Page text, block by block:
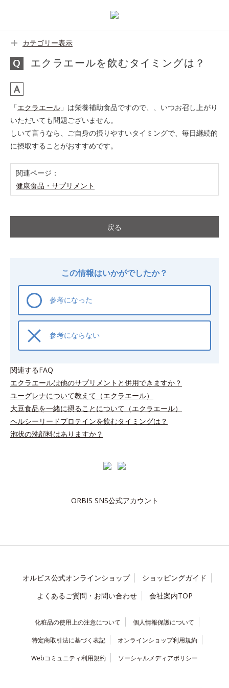
カテゴリー表示
エクラエールを飲むタイミングは？
「エクラエール 」は栄養補助食品ですので、、いつお召し上がり
いただいても問題ございません。
しいて言うなら、ご自身の摂りやすいタイミングで、毎日継続的
に摂取することがおすすめです。
関連ページ：
健康食品・サプリメント
戻る
この情報はいかがでしたか？
参考になった
参考にならない
関連するFAQ
エクラエールは他のサプリメントと併用できますか？
ユーグレナについて教えて（エクラエール）
大豆食品を一緒に摂ることについて（エクラエール）
ヘルシーリードプロテインを飲むタイミングは？
泡状の洗顔料はありますか？
ORBIS SNS公式アカウント
オルビス公式オンラインショップ
ショッピングガイド
よくあるご質問・お問い合わせ
会社案内TOP
化粧品の使用上の注意について 個人情報保護について
特定商取引法に基づく表記 オンラインショップ利用規約
Webコミュニティ利用規約 ソーシャルメディアポリシー